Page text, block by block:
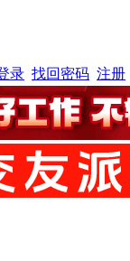
找回密码 注册